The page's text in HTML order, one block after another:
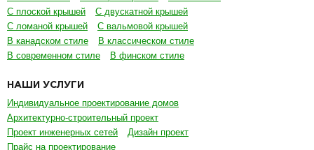
С плоской крышей
С двускатной крышей
С ломаной крышей
С вальмовой крышей
В канадском стиле
В классическом стиле
В современном стиле
В финском стиле
НАШИ УСЛУГИ
Индивидуальное проектирование домов
Архитектурно-строительный проект
Проект инженерных сетей
Дизайн проект
Прайс на проектирование